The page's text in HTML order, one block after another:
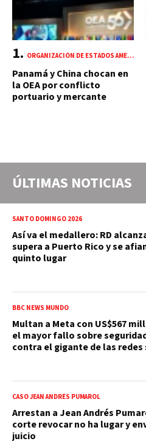
ORGANIZACIÓN DE ESTADOS AMERICANOS (OEA)
Panamá y China chocan en
la OEA por conflicto
portuario y mercante
ÚLTIMAS NOTICIAS
SANTO DOMINGO 2026
Así va el medallero: RD
supera a Puerto Rico y se
quinto lugar
BBC NEWS MUNDO
Multan a Meta con US$567
el mayor fallo sobre
contra el gigante de las redes
CASO JEAN ANDRÉS PUMAROL
Arrestan a Jean Andrés
corte revocar no ha lugar y
juicio